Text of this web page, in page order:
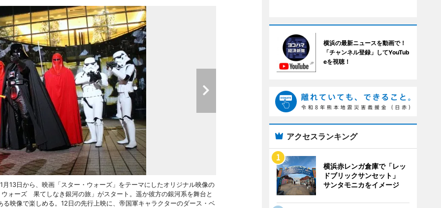
13日から、映画「スター・ウォーズ」をテーマにしたオリジナル映像の
ォーズ 果てしなき銀河の旅」がスタート。遥か彼方の銀河系を舞台と
映像で楽しめる。12日の先行上映に、帝国軍キャラクターのダース・ベ
横浜の最新ニュースを動画で！
「チャンネル登録」してYouTub
eを視聴！
アクセスランキング
横浜赤レンガ倉庫で「レッ
ドブリックサンセット」
サンタモニカをイメージ